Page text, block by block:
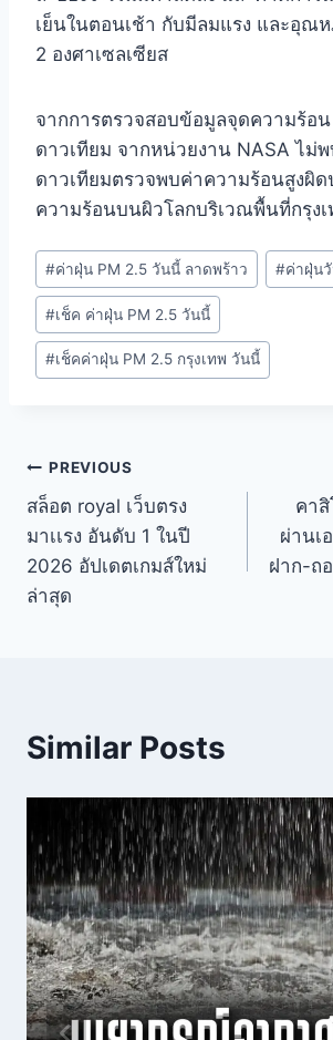
เย็นในตอนเช้า กับมีลมแรง และอุณห
2 องศาเซลเซียส
จากการตรวจสอบข้อมูลจุดความร้อ
ดาวเทียม จากหน่วยงาน NASA ไม่
ดาวเทียมตรวจพบค่าความร้อนสูงผิ
ความร้อนบนผิวโลกบริเวณพื้นที่กรุง
#ค่าฝุ่น PM 2.5 วันนี้ ลาดพร้าว #ค่าฝุ่น
#เช็ค ค่าฝุ่น PM 2.5 วันนี้
#เช็คค่าฝุ่น PM 2.5 กรุงเทพ วันนี้
PREVIOUS
สล็อต royal เว็บตรง
มาเเรง อันดับ 1 ในปี
2026 อัปเดตเกมส์ใหม่
ล่าสุด
คาสิ
ผ่านเ
ฝาก-ถ
Similar Posts